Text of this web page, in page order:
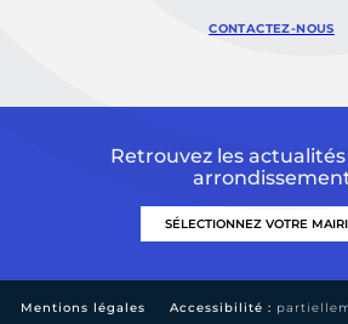
CONTACTEZ-NOUS
Retrouvez les
Mentions légales Accessibilité :